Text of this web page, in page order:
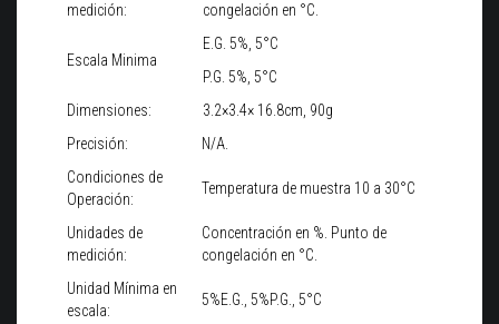
medición:
congelación en °C.
Escala Minima
E.G. 5%, 5°C
P.G. 5%, 5°C
Dimensiones:
3.2×3.4× 16.8cm, 90g
Precisión:
N/A.
Condiciones de
Operación:
Temperatura de muestra 10 a 30°C
Unidades de
medición:
Concentración en %. Punto de
congelación en °C.
Unidad Mínima en
escala:
5%E.G., 5%P.G., 5°C